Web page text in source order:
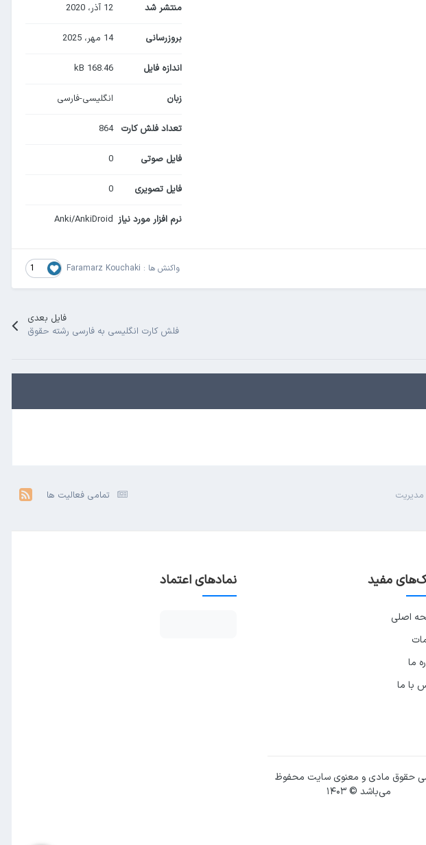
منتشر شد 12 آذر، 2020
بروزرسانی 14 مهر، 2025
اندازه فایل 168.46 kB
زبان انگلیسی-فارسی
تعداد فلش کارت 864
فایل صوتی 0
فایل تصویری 0
نرم افزار مورد نیاز Anki/AnkiDroid
واکنش ها : Faramarz Kouchaki
1
فایل بعدی
فلش کارت انگلیسی به فارسی رشته حقوق
تمامی فعالیت ها
مفید
اصلی
ما
با ما
نمادهای اعتماد
حقوق مادی و معنوی سایت محفوظ
می‌باشد © ۱۴۰۳